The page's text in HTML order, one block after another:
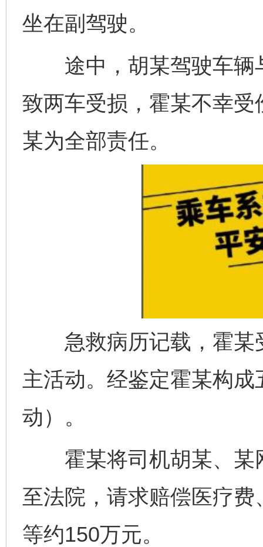
坐在副驾驶。
途中，胡某驾驶车辆
致两车受损，霍某不幸
某为全部责任。
急救病历记载，霍某
主活动。经鉴定霍某构
动）。
霍某将司机胡某、某
至法院，请求赔偿医疗
等约150万元。